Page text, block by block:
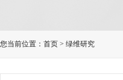
您当前位置： 首页 > 绿维研究